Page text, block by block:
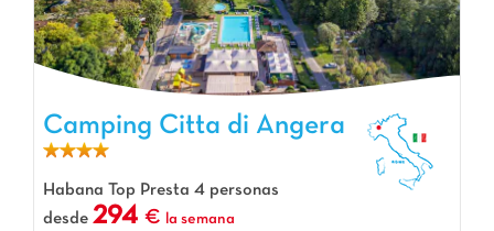
Camping Citta di Angera, Camping Lombardie
Camping Citta di Angera
Habana Top Presta 4 personas
desde 294 la semana